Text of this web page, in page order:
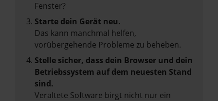
Fenster?
Starte dein Gerät neu.
Das kann manchmal helfen,
vorübergehende Probleme zu beheben.
Stelle sicher, dass dein Browser und dein
Betriebssystem auf dem neuesten Stand
sind.
Veraltete Software birgt nicht nur ein